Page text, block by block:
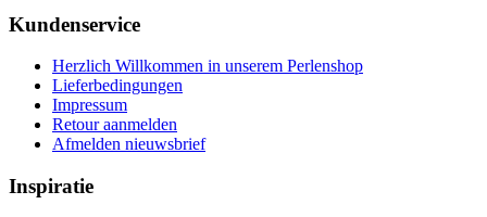
Kundenservice
Herzlich Willkommen in unserem Perlenshop
Lieferbedingungen
Impressum
Retour aanmelden
Afmelden nieuwsbrief
Inspiratie